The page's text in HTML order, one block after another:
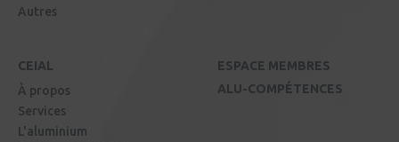
Autres
CEIAL
À propos
Services
L'aluminium
ESPACE MEMBRES
ALU-COMPÉTENCES